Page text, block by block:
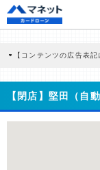
【コンテンツの広告表記
商品を根拠なくPRするも
どに基づき、公平性を担
>提携企業一覧
【閉店】堅田（自